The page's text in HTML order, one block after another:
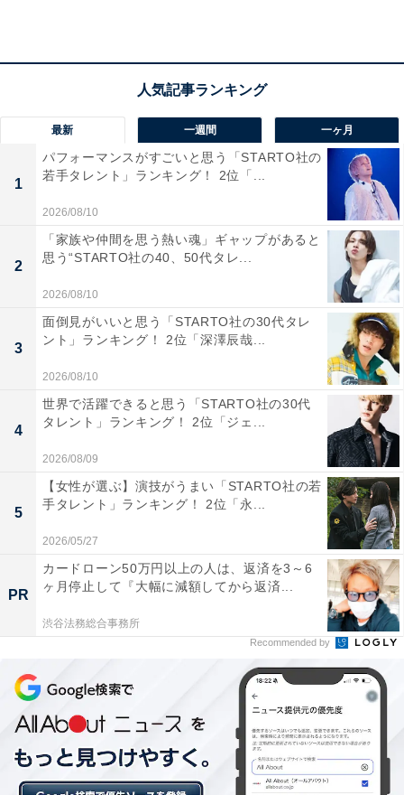
らでも目立つ。その目立つ城、緑の瓦屋根、大きなシャ
チホコが揃うとすぐに名古屋城とわかる素敵な写真が撮
れます。おもてなし部隊の方に撮って貰ったり一緒に写
って貰うと尚思い出に残ります」（20代女性／大阪府）
1位：松本城（長野県）／59票
長野県松本市に建つ松本城は、黒を基調とした外観から
「烏城」とも呼ばれる現存天守12城の一つです。五層六
階の天守の威厳ある姿が、北アルプスの山々を背景に、
城の堀の水面に映る景観は特に素晴らしい絶景として知
られています。冬には雪化粧をまとい、厳かで美しい姿
回答者からは「国宝。 黒と白のコントラストが美しい天
守が、雪化粧をした北アルプスを借景にした景色は、力
最新 一週間 一ヶ月
1
パフォーマンスがすごいと思う「STARTO社の
若手タレント」ランキング！ 2位「...
2026/08/10
2
「家族や仲間を思う熱い魂」ギャップがあると
思う“STARTO社の40、50代タレ...
2026/08/10
3
面倒見がいいと思う「STARTO社の30代タレ
ント」ランキング！ 2位「深澤辰哉...
2026/08/10
4
世界で活躍できると思う「STARTO社の30代
タレント」ランキング！ 2位「ジェ...
2026/08/09
5
【女性が選ぶ】演技がうまい「STARTO社の若
手タレント」ランキング！ 2位「永...
2026/05/27
PR
カードローン50万円以上の人は、返済を3～6
ヶ月停止して『大幅に減額してから返済...
渋谷法務総合事務所
Recommended by